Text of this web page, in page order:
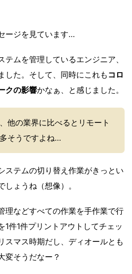
ージを見ています…
テムを管理しているエンジニア、
した。そして、同時にこれも コロ
クの影響かなぁ、と感じました。
他の業界に比べるとリモート
そうですよね…
ステムの切り替え作業がきっとい
ょうね（想像）。
理などすべての作業を手作業で行
1件1件プリントアウトしてチェッ
スマス時期だし、ディオールとも
変そうだなー？